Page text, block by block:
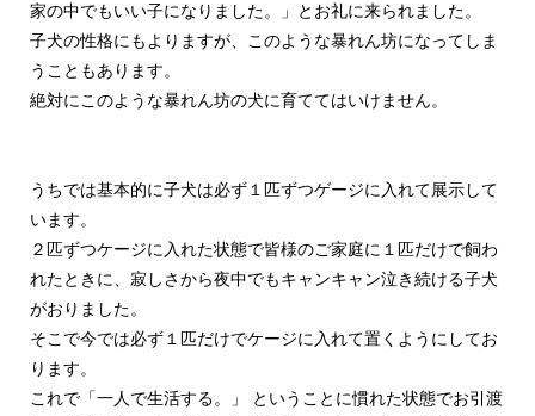
家の中でもいい子になりました。」とお礼に来られました。
子犬の性格にもよりますが、このような暴れん坊になってしま
うこともあります。
絶対にこのような暴れん坊の犬に育ててはいけません。
うちでは基本的に子犬は必ず１匹ずつゲージに入れて展示して
います。
２匹ずつケージに入れた状態で皆様のご家庭に１匹だけで飼わ
れたときに、寂しさから夜中でもキャンキャン泣き続ける子犬
がおりました。
そこで今では必ず１匹だけでケージに入れて置くようにしてお
ります。
これで「一人で生活する。」 ということに慣れた状態でお引渡